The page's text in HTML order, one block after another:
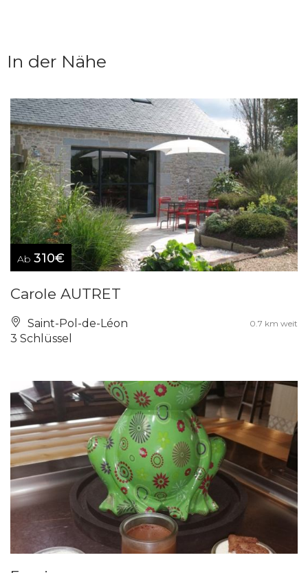
In der Nähe
Ab 310€
Carole AUTRET
Saint-Pol-de-Léon 0.7 km weit
3 Schlüssel